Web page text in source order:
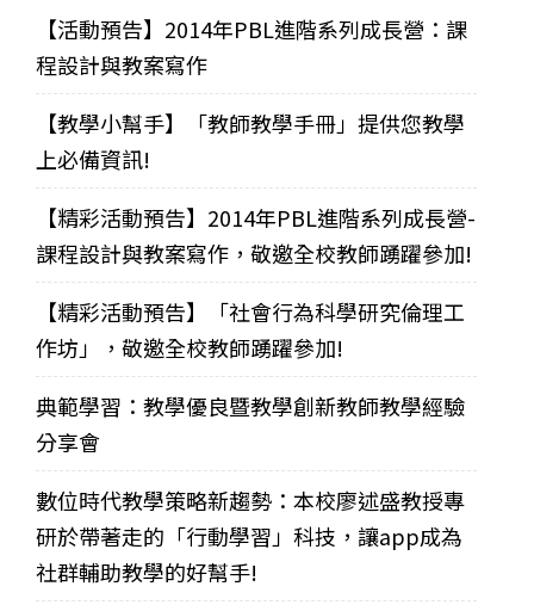
【活動預告】2014年PBL進階系列成長營：課
程設計與教案寫作
【教學小幫手】「教師教學手冊」提供您教學
上必備資訊!
【精彩活動預告】2014年PBL進階系列成長營-
課程設計與教案寫作，敬邀全校教師踴躍參加!
【精彩活動預告】「社會行為科學研究倫理工
作坊」，敬邀全校教師踴躍參加!
典範學習：教學優良暨教學創新教師教學經驗
分享會
數位時代教學策略新趨勢：本校廖述盛教授專
研於帶著走的「行動學習」科技，讓app成為
社群輔助教學的好幫手!